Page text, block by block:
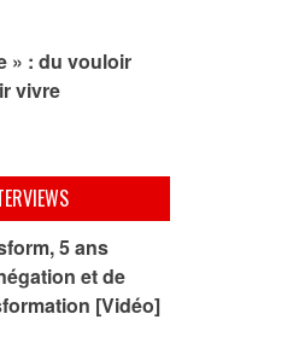
» : du vouloir
vivre
5 ans
et de
[Vidéo]